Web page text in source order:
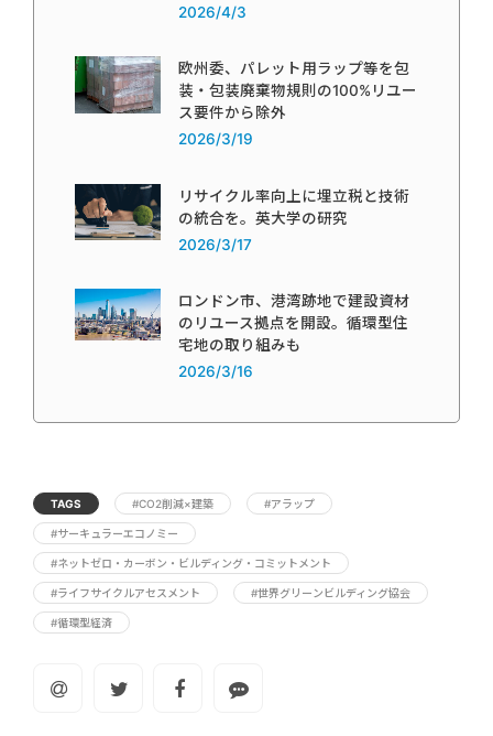
2026/4/3
欧州委、パレット用ラップ等を包
装・包装廃棄物規則の100%リユー
ス要件から除外
2026/3/19
リサイクル率向上に埋立税と技術
の統合を。英大学の研究
2026/3/17
ロンドン市、港湾跡地で建設資材
のリユース拠点を開設。循環型住
宅地の取り組みも
2026/3/16
TAGS #CO2削減×建築 #アラップ
#サーキュラーエコノミー
#ネットゼロ・カーボン・ビルディング・コミットメント
#ライフサイクルアセスメント #世界グリーンビルディング協会
#循環型経済